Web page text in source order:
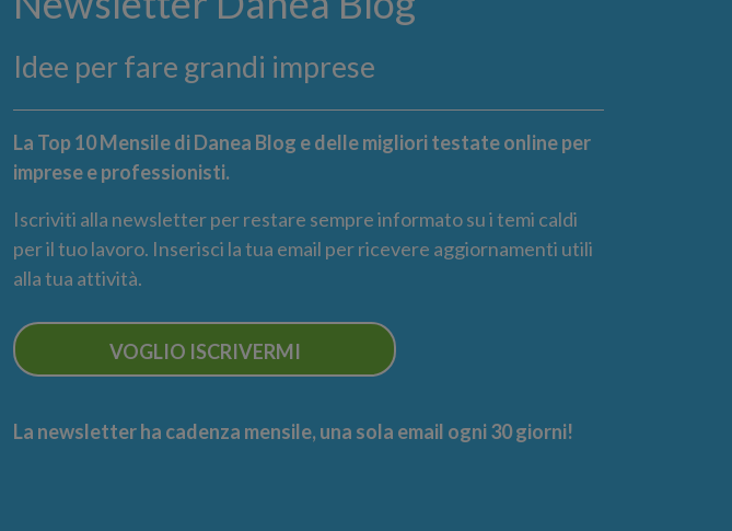
Idee per fare grandi imprese
La Top 10 Mensile di Danea Blog e delle migliori testate online per
imprese e professionisti.
Iscriviti alla newsletter per restare sempre informato su i temi caldi
per il tuo lavoro. Inserisci la tua email per ricevere aggiornamenti utili
alla tua attività.
VOGLIO ISCRIVERMI
La newsletter ha cadenza mensile, una sola email ogni 30 giorni!